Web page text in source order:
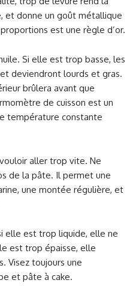
et donne un goût métallique
est une règle d’or.
Si elle est trop basse, les
deviendront lourds et gras.
brûlera avant que
de cuisson est un
température constante
aller trop vite. Ne
de la pâte. Il permet une
une montée régulière, et
elle est trop liquide, elle ne
est trop épaisse, elle
Visez toujours une
et pâte à cake.